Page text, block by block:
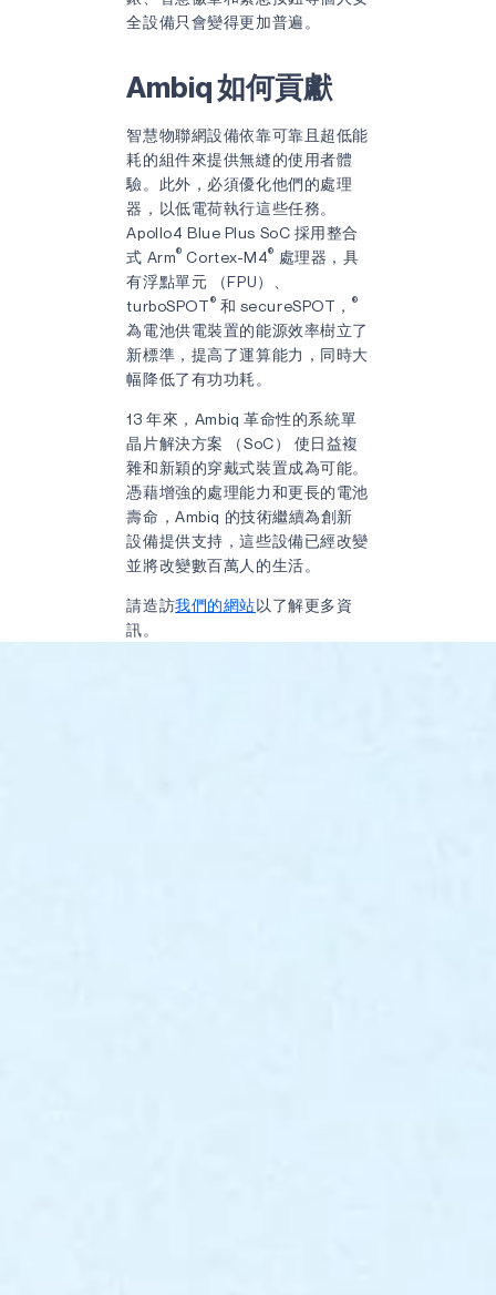
全設備只會變得更加普遍。
Ambiq 如何貢獻
智慧物聯網設備依靠可靠且超低能
耗的組件來提供無縫的使用者體
驗。此外，必須優化他們的處理
器，以低電荷執行這些任務。
Apollo4 Blue Plus SoC 採用整合
式 Arm® Cortex-M4® 處理器，具
有浮點單元 （FPU）、
turboSPOT® 和 secureSPOT， ®
為電池供電裝置的能源效率樹立了
新標準，提高了運算能力，同時大
幅降低了有功功耗。
13 年來，Ambiq 革命性的系統單
晶片解決方案 （SoC） 使日益複
雜和新穎的穿戴式裝置成為可能。
憑藉增強的處理能力和更長的電池
壽命，Ambiq 的技術繼續為創新
設備提供支持，這些設備已經改變
並將改變數百萬人的生活。
請造訪我們的網站以了解更多資
訊。